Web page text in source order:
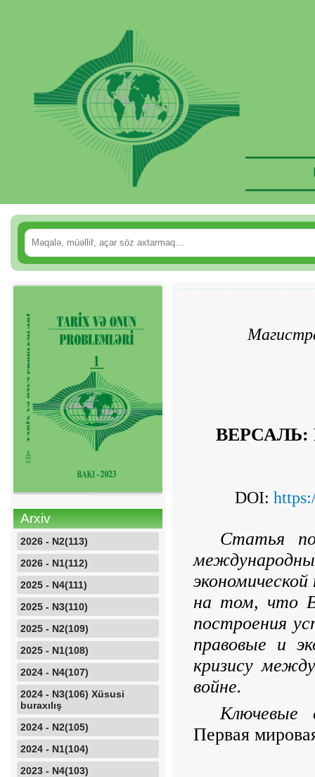
Arxiv
2026 - N2(113)
2026 - N1(112)
2025 - N4(111)
2025 - N3(110)
2025 - N2(109)
2025 - N1(108)
2024 - N4(107)
2024 - N3(106) Xüsusi
buraxılış
2024 - N2(105)
2024 - N1(104)
2023 - N4(103)
DOI:
Статья
на том, что
построения
правовые и
кризису
войне.
Ключевые
Первая